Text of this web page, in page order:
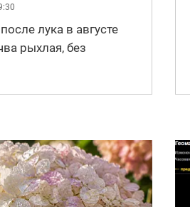
лука в августе
рыхлая, без